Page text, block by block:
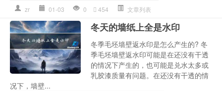
zr 01-03 0 454 文章列表
冬天的墙纸上全是水印
冬季毛坯墙壁返水印是怎么产生的? 冬
季毛坯墙壁返水印可能是在还没有干透
的情况下产生的，也可能是兑水太多或
乳胶漆质量有问题。在还没有干透的情
况下，墙壁...